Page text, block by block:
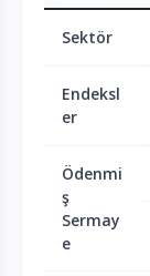
Sektör
Endeksl
er
Ödenmi
ş
Sermay
e